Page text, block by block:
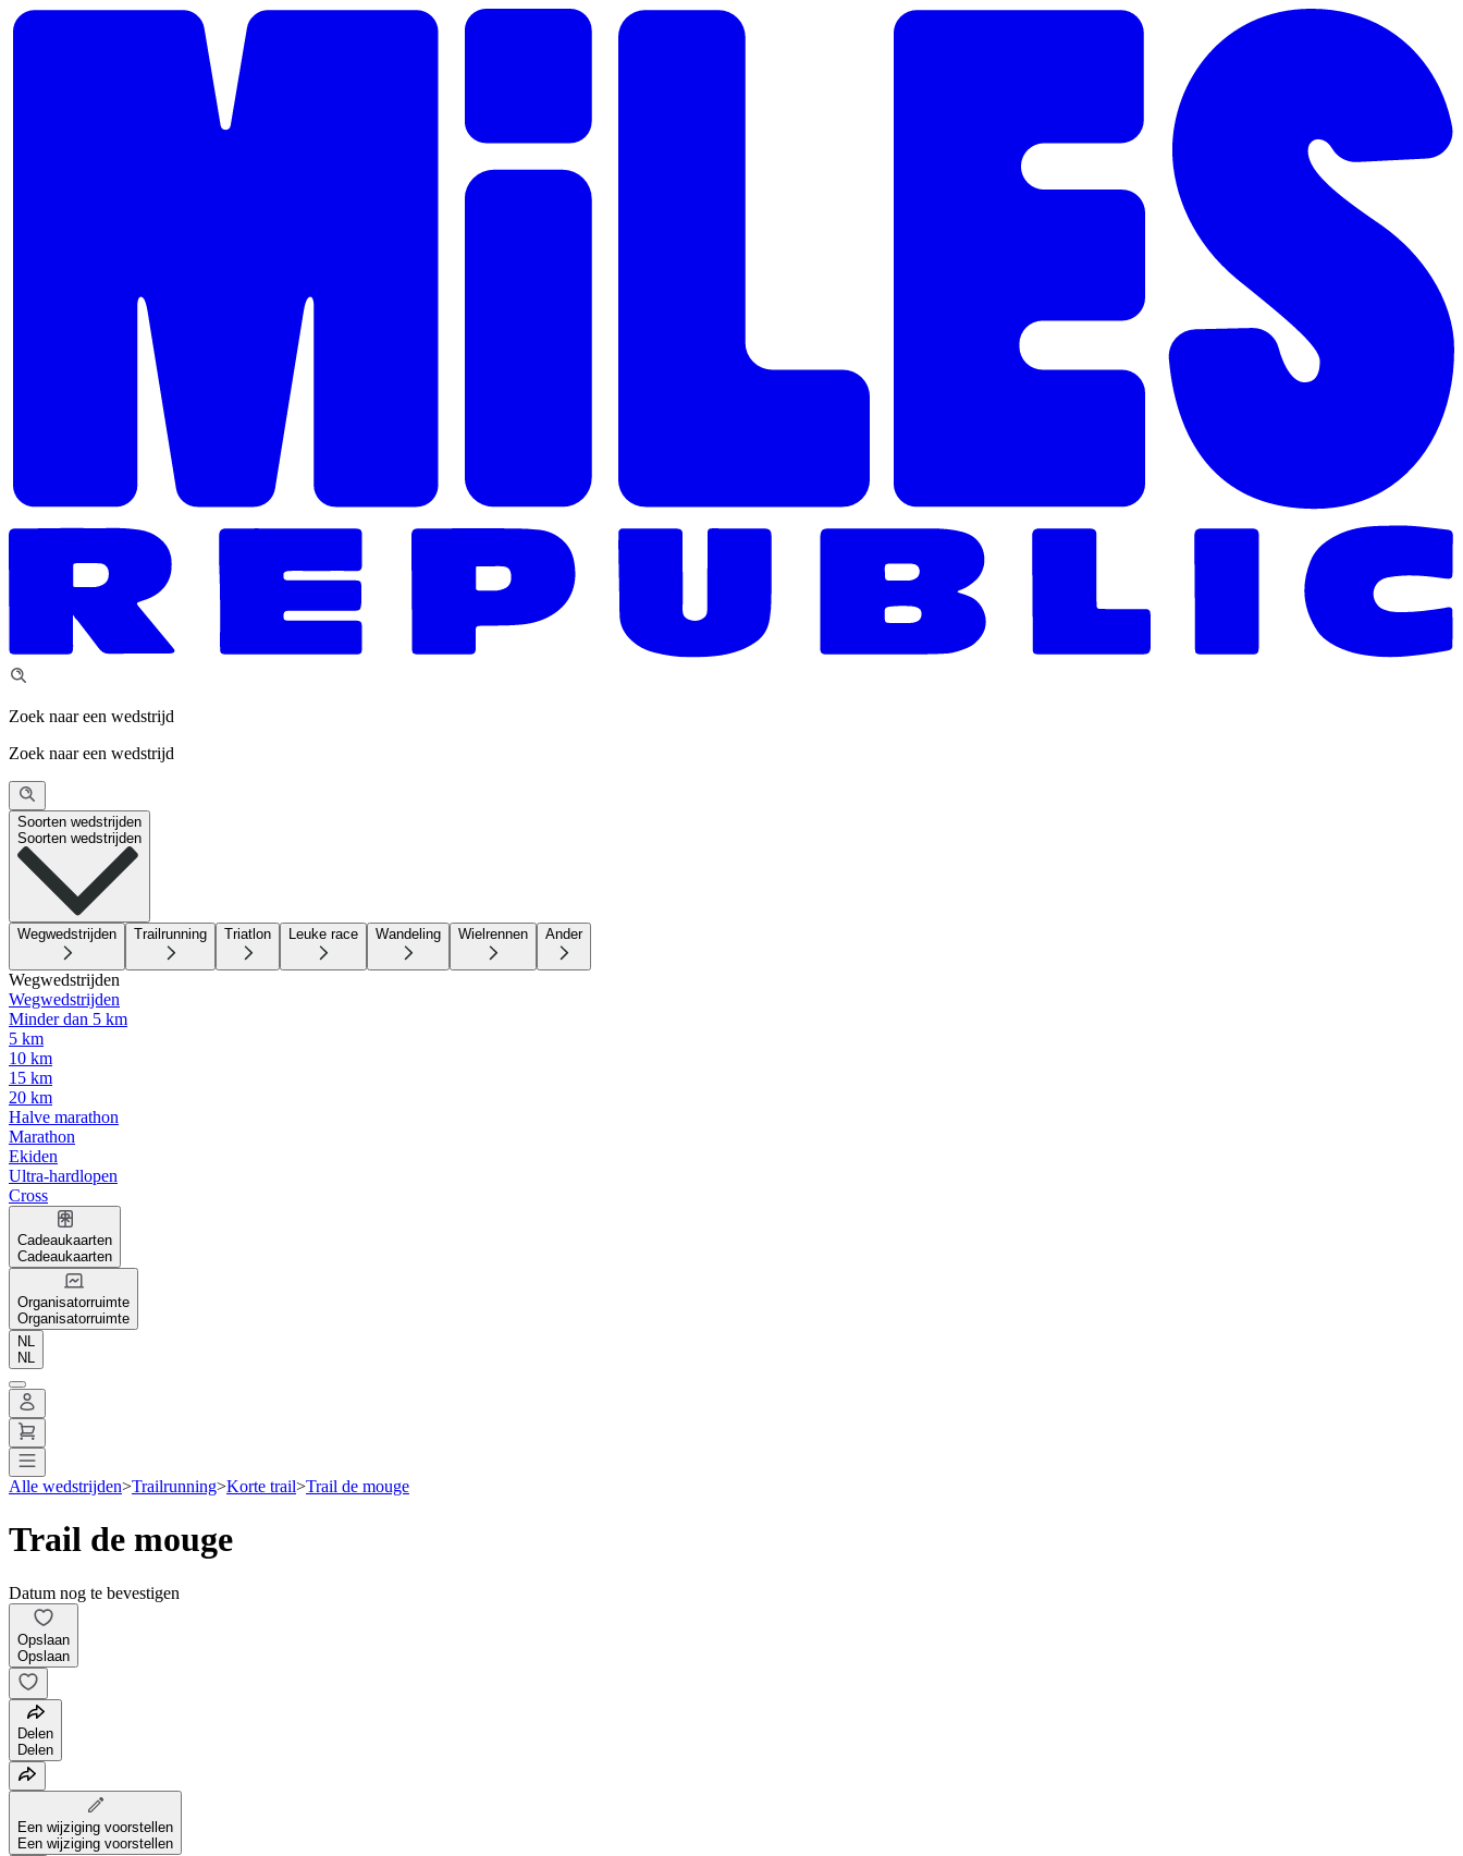
Zoek naar een wedstrijd
Zoek naar een wedstrijd
Soorten wedstrijden
Soorten wedstrijden
Wegwedstrijden Trailrunning Triatlon Leuke race Wandeling Wielrennen Ander
Wegwedstrijden
Wegwedstrijden
Minder dan 5 km
5 km
10 km
15 km
20 km
Halve marathon
Marathon
Ekiden
Ultra-hardlopen
Cross
Cadeaukaarten
Cadeaukaarten
Organisatorruimte
Organisatorruimte
NL
NL
Alle wedstrijden>Trailrunning>Korte trail>Trail de mouge
Trail de mouge
Datum nog te bevestigen
Opslaan
Opslaan
Delen
Delen
Een wijziging voorstellen
Een wijziging voorstellen